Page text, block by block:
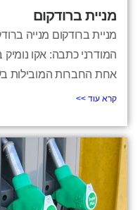
מניית ברודקום
מניית ברודקום מנייה
אחת החברות המובילות
קרא עוד >>